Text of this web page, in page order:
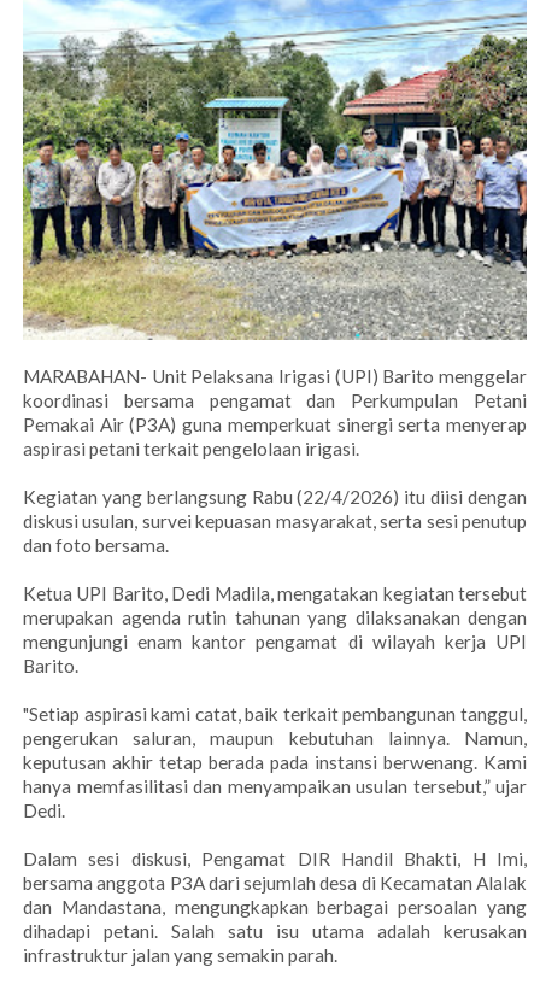
MARABAHAN- Unit Pelaksana Irigasi (UPI) Barito menggelar
koordinasi bersama pengamat dan Perkumpulan Petani
Pemakai Air (P3A) guna memperkuat sinergi serta menyerap
aspirasi petani terkait pengelolaan irigasi.
Kegiatan yang berlangsung Rabu (22/4/2026) itu diisi dengan
diskusi usulan, survei kepuasan masyarakat, serta sesi penutup
dan foto bersama.
Ketua UPI Barito, Dedi Madila, mengatakan kegiatan tersebut
merupakan agenda rutin tahunan yang dilaksanakan dengan
mengunjungi enam kantor pengamat di wilayah kerja UPI
Barito.
"Setiap aspirasi kami catat, baik terkait pembangunan tanggul,
pengerukan saluran, maupun kebutuhan lainnya. Namun,
keputusan akhir tetap berada pada instansi berwenang. Kami
hanya memfasilitasi dan menyampaikan usulan tersebut,” ujar
Dedi.
Dalam sesi diskusi, Pengamat DIR Handil Bhakti, H Imi,
bersama anggota P3A dari sejumlah desa di Kecamatan Alalak
dan Mandastana, mengungkapkan berbagai persoalan yang
dihadapi petani. Salah satu isu utama adalah kerusakan
infrastruktur jalan yang semakin parah.